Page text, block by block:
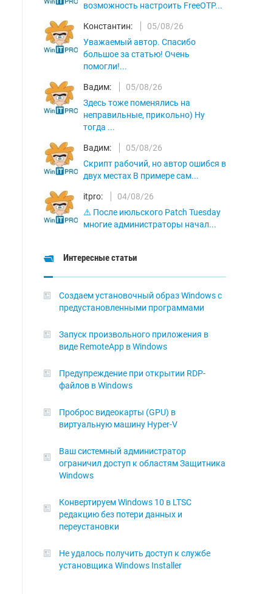
возможность настроить FreeOTP...
Константин:
05/08/26
Уважаемый автор. Спасибо
большое за статью! Очень
помогли!...
Вадим:
05/08/26
Здесь тоже поменялись на
неправильные, прикольно) Ну
тогда ...
Вадим:
05/08/26
Скрипт рабочий, но автор ошибся в
двух местах В примере сам...
itpro:
04/08/26
⚠️ После июльского Patch Tuesday
многие администраторы начал...
Интересные статьи
Создаем установочный образ Windows с
предустановленными программами
Запуск произвольного приложения в
виде RemoteApp в Windows
Предупреждение при открытии RDP-
файлов в Windows
Проброс видеокарты (GPU) в
виртуальную машину Hyper-V
Ваш системный администратор
ограничил доступ к областям Защитника
Windows
Конвертируем Windows 10 в LTSC
редакцию без потери данных и
переустановки
Не удалось получить доступ к службе
установщика Windows Installer